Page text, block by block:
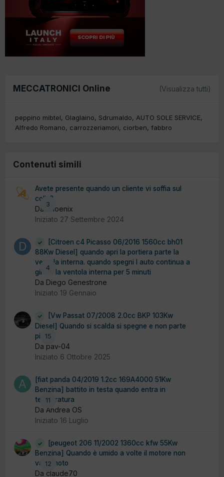
MECCATRONICI Online (Visualizza tutti)
peppino mibtel Glaglaino Sdrumaldo
AUTO SOLE SERVICE
Alfredo Romano
carrozzeriamori ciorben fabbro
Contenuti simili
3
Avete presente quando un cliente vi soffia sul
collo?
Da Phoenix
Iniziato 27 Settembre 2024
4
[Citroen c4 Picasso 06/2016 1560cc bh01
88Kw Diesel] quando apri la portiera parte la
ventola interna. quando spegni l auto continua a
girare la ventola interna per 5 minuti
Da Diego Genestrone
Iniziato 19 Gennaio
15
[Vw Passat 07/2008 2.0cc BKP 103Kw
Diesel] Quando si scalda si spegne e non parte
più
Da pav-04
Iniziato 6 Ottobre 2025
11
[fiat panda 04/2019 1.2cc 169A4000 51Kw
Benzina] battito in testa quando entra in
temperatura
Da Andrea OS
Iniziato 16 Luglio
12
[peugeot 206 11/2002 1360cc kfw 55Kw
Benzina] Quando è umido a volte il motore non
va in moto
Da claude70